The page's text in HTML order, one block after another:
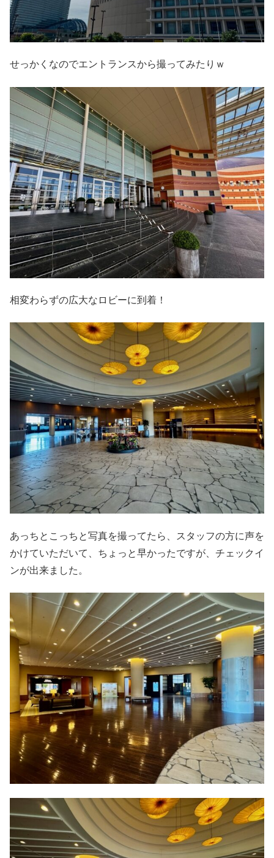
せっかくなのでエントランスから撮ってみたりｗ
相変わらずの広大なロビーに到着！
あっちとこっちと写真を撮ってたら、スタッフの方に声を
かけていただいて、ちょっと早かったですが、チェックイ
ンが出来ました。